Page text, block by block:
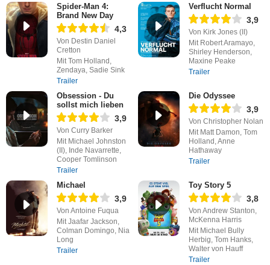
Spider-Man 4:
Brand New Day
4,3
Von Destin Daniel
Cretton
Mit Tom Holland,
Zendaya, Sadie Sink
Trailer
Verflucht Normal
3,9
Von Kirk Jones (II)
Mit Robert Aramayo,
Shirley Henderson,
Maxine Peake
Trailer
Obsession - Du
sollst mich lieben
3,9
Von Curry Barker
Mit Michael Johnston
(II), Inde Navarrette,
Cooper Tomlinson
Trailer
Die Odyssee
3,9
Von Christopher Nolan
Mit Matt Damon, Tom
Holland, Anne
Hathaway
Trailer
Michael
3,9
Von Antoine Fuqua
Mit Jaafar Jackson,
Colman Domingo, Nia
Long
Trailer
Toy Story 5
3,8
Von Andrew Stanton,
McKenna Harris
Mit Michael Bully
Herbig, Tom Hanks,
Walter von Hauff
Trailer